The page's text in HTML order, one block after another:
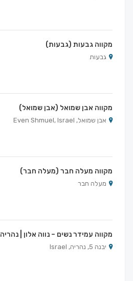
מקווה גבעות (גבעות)
גבעות
מקווה אבן שמואל (אבן שמואל)
אבן שמואל, Even Shmuel, Israel
מקווה מעלה חבר (מעלה חבר)
מעלה חבר
מקווה עמידר נשים – נווה אלון | נהריה
יבנה 5, נהריה, Israel